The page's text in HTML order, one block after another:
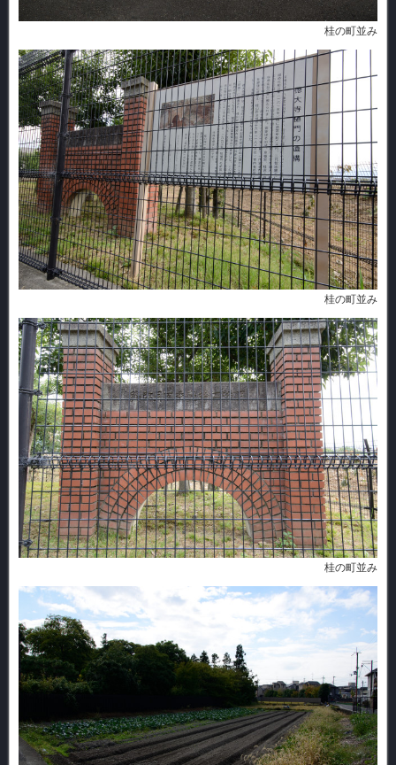
桂の町並み
桂の町並み
桂の町並み